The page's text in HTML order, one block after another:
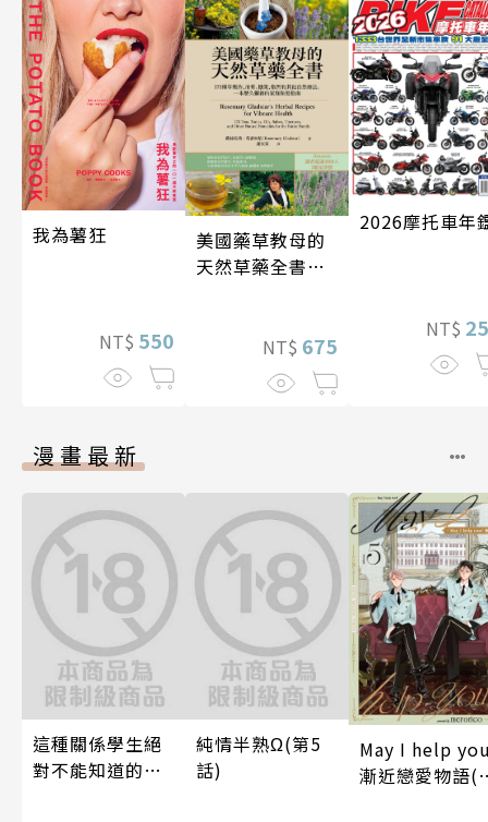
我為薯狂
NT$ 550
美國藥草教母的
天然草藥全書
NT$ 675
2026摩托車年
NT$
漫畫最新
這種關係學生絕
對不能知道的
純情半熟Ω(第5
話)
May I help
漸近戀愛物語(